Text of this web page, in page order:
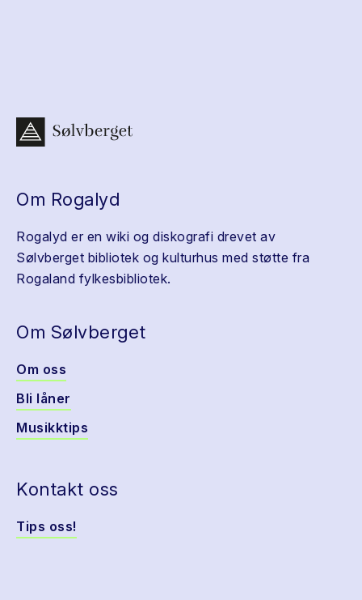
Om Rogalyd
Rogalyd er en wiki og diskografi drevet av
Sølvberget bibliotek og kulturhus med støtte fra
Rogaland fylkesbibliotek.
Om Sølvberget
Om oss
Bli låner
Musikktips
Kontakt oss
Tips oss!